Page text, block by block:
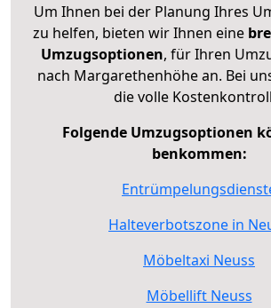
Um Ihnen bei der Planung Ihres
zu helfen, bieten wir Ihnen eine
Umzugsoptionen, für Ihren
nach Margarethenhöhe an. Bei
die volle
Folgende Umzugsoptionen
benkommen:
Halteverbotszone in
Möbeltaxi Neuss
Möbellift Neuss